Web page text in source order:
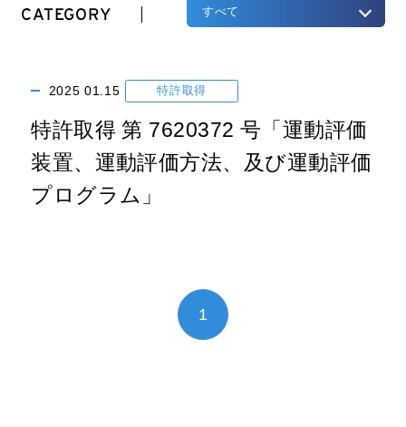
2025 01.15 特許取得
特許取得 第 7620372 号「運動評価
装置、運動評価方法、及び運動評価
プログラム」
1
CATEGORY すべて